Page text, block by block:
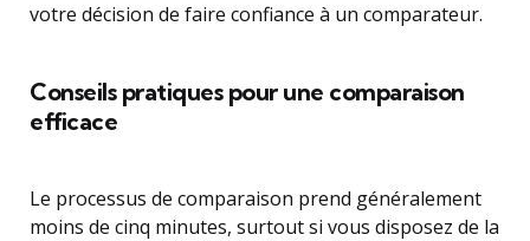
votre décision de faire confiance à un comparateur.
Conseils pratiques pour une comparaison
efficace
Le processus de comparaison prend généralement
moins de cinq minutes, surtout si vous disposez de la